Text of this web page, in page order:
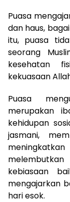
Puasa
dan haus,
itu, puasa
seorang
kesehatan
kekuasaan
Puasa
merupakan
kehidupan
jasmani,
kebiasaan
mengajarkan
hari esok.